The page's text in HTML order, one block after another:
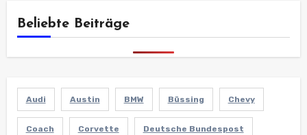
Beliebte Beiträge
Audi Austin BMW Büssing Chevy
Coach Corvette Deutsche Bundespost